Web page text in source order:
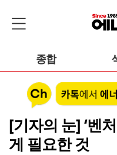
종합
[기자의 눈] ‘벤
게 필요한 것